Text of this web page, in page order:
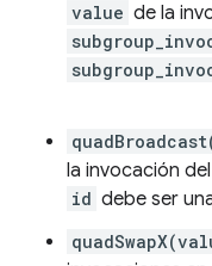
value de la
la invocación
id debe ser